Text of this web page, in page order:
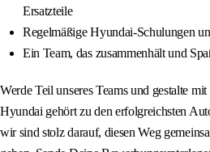
Ersatzteile
Regelmäßige Hyundai-Schulungen
Ein Team, das zusammenhält und
Werde Teil unseres Teams und gestalte
Hyundai gehört zu den erfolgreichsten
wir sind stolz darauf, diesen Weg